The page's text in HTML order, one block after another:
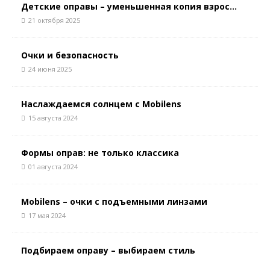
Детские оправы – уменьшенная копия взрос...
21 октября 2025
Очки и безопасность
24 июня 2025
Наслаждаемся солнцем с Mobilens
15 августа 2024
Формы оправ: не только классика
01 августа 2024
Mobilens – очки с подъемными линзами
17 мая 2024
Подбираем оправу – выбираем стиль